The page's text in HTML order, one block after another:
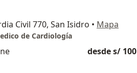
Civil 770, San Isidro • Mapa
de Cardiología
desde s/ 100